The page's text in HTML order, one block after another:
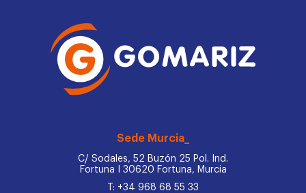
Sede Murcia_
C/ Sodales, 52 Buzón 25 Pol. Ind.
Fortuna I 30620 Fortuna, Murcia
T: +34 968 68 55 33